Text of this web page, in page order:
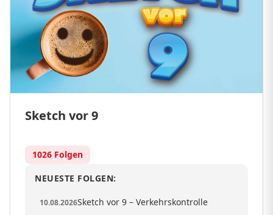
Sketch vor 9
1026 Folgen
NEUESTE FOLGEN:
10.08.2026Sketch vor 9 – Verkehrskontrolle